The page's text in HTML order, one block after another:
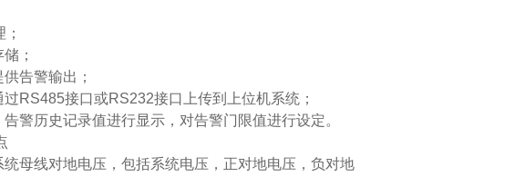
；
告警输出；
过RS485接口或RS232接口上传到上位机系统；
警历史记录值进行显示，对告警门限值进行设定。
母线对地电压，包括系统电压，正对地电压，负对地